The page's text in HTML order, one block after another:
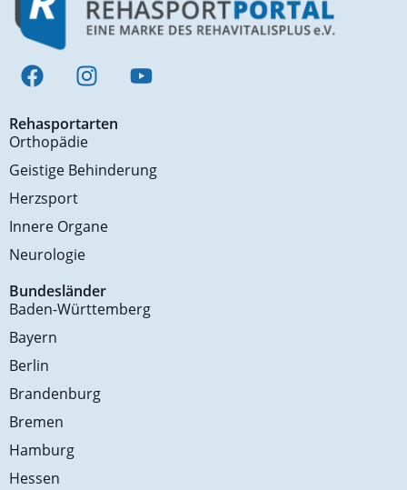
Rehasportarten
Orthopädie
Geistige Behinderung
Herzsport
Innere Organe
Neurologie
Bundesländer
Baden-Württemberg
Bayern
Berlin
Brandenburg
Bremen
Hamburg
Hessen